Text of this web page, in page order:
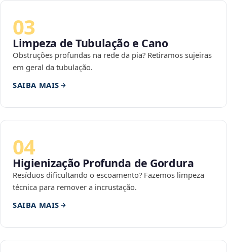
03
Limpeza de Tubulação e Cano
Obstruções profundas na rede da pia? Retiramos sujeiras
em geral da tubulação.
SAIBA MAIS
04
Higienização Profunda de Gordura
Resíduos dificultando o escoamento? Fazemos limpeza
técnica para remover a incrustação.
SAIBA MAIS